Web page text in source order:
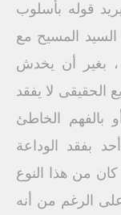
قوله بأسلوب
المسيح مع
بغير أن يخدش
( يو4 ) والوديع الحقيقى لا يفقد
بالفهم الخاطئ
بفقد الوداعة
من هذا النوع
على الرغم من أنه